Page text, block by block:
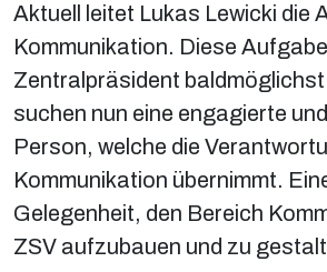
Aktuell leitet Lukas Lewicki die
Kommunikation. Diese
Zentralpräsident
suchen nun eine engagierte
Person, welche die
Kommunikation übernimmt.
Gelegenheit, den Bereich
ZSV aufzubauen und zu